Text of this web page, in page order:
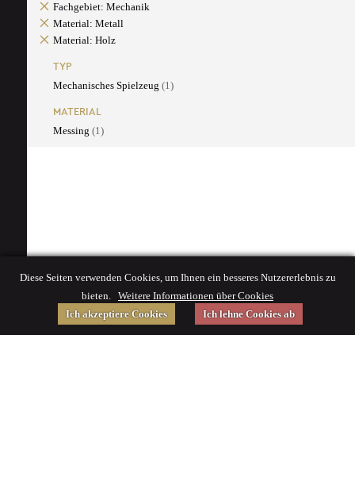
Fachgebiet: Mechanik
Material: Metall
Material: Holz
TYP
Mechanisches Spielzeug (1)
MATERIAL
Messing (1)
Diese Seiten verwenden Cookies, um Ihnen ein besseres Nutzererlebnis zu
bieten. Weitere Informationen über Cookies
Ich akzeptiere Cookies
Ich lehne Cookies ab